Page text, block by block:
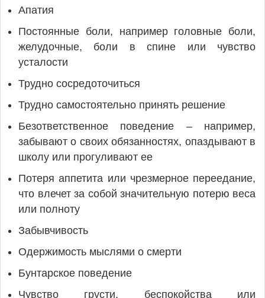
Апатия
Постоянные боли, например головные боли,
желудочные, боли в спине или чувство
усталости
Трудно сосредоточиться
Трудно самостоятельно принять решение
Безответственное поведение – например,
забывают о своих обязанностях, опаздывают в
школу или прогуливают ее
Потеря аппетита или чрезмерное переедание,
что влечет за собой значительную потерю веса
или полноту
Забывчивость
Одержимость мыслями о смерти
Бунтарское поведение
Чувство грусти, беспокойства или